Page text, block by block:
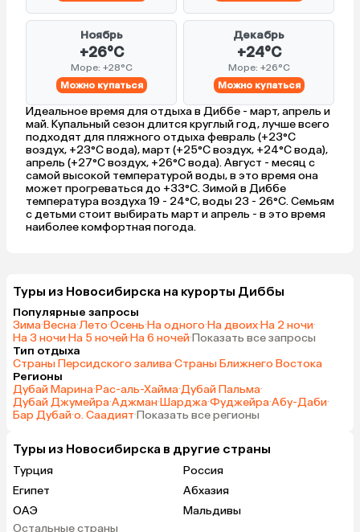
Ноябрь
+26°C
Море: +28°C
Можно купаться
Декабрь
+24°C
Море: +26°C
Можно купаться
Идеальное время для отдыха в Диббе - март, апрель и
май. Купальный сезон длится круглый год, лучше всего
подходят для пляжного отдыха февраль (+23°C
воздух, +23°C вода), март (+25°C воздух, +24°C вода),
апрель (+27°C воздух, +26°C вода). Август - месяц с
самой высокой температурой воды, в это время она
может прогреваться до +33°C. Зимой в Диббе
температура воздуха 19 - 24°C, воды 23 - 26°C. Семьям
с детьми стоит выбирать март и апрель - в это время
наиболее комфортная погода.
Туры из Новосибирска на курорты Диббы
Популярные запросы
Зима·Весна·Лето·Осень·На одного·На двоих·На 2 ночи·
На 3 ночи·На 5 ночей·На 6 ночей·Показать все запросы
Тип отдыха
Страны Персидского залива·Страны Ближнего Востока
Регионы
Дубай Марина·Рас-аль-Хайма·Дубай Пальма·
Дубай Джумейра·Аджман·Шарджа·Фуджейра·Абу-Даби·
Бар Дубай·о. Саадият·Показать все регионы
Туры из Новосибирска в другие страны
Турция
Россия
Египет
Абхазия
ОАЭ
Мальдивы
Остальные страны